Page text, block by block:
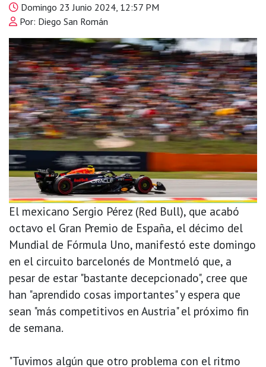
Domingo 23 Junio 2024, 12:57 PM
Por: Diego San Román
El mexicano Sergio Pérez (Red Bull), que acabó
octavo el Gran Premio de España, el décimo del
Mundial de Fórmula Uno, manifestó este domingo
en el circuito barcelonés de Montmeló que, a
pesar de estar "bastante decepcionado", cree que
han "aprendido cosas importantes" y espera que
sean "más competitivos en Austria" el próximo fin
de semana.
"Tuvimos algún que otro problema con el ritmo